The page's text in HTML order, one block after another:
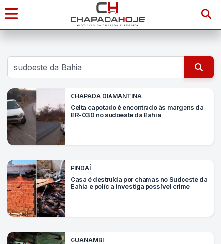
Início
Notícias
Chapada
Diamantina
Sudoeste
da
Bahia
Brasil
Mundo
CHAPADA DIAMANTINA
Celta capotado é encontrado às margens da
BR-030 no sudoeste da Bahia
PINDAÍ
Casa é destruída por chamas no Sudoeste da
Bahia e polícia investiga possível crime
GUANAMBI